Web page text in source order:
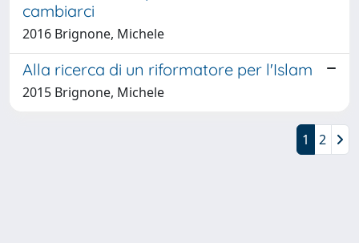
cambiarci
2016 Brignone, Michele
Alla ricerca di un riformatore per l'Islam
2015 Brignone, Michele
1 2